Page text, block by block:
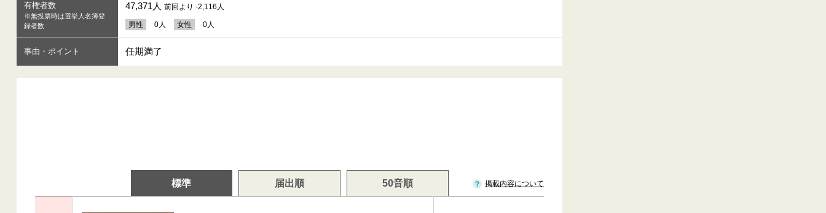
有権者数
※無投票時は選挙人名簿登
録者数
47,371人 前回より -2,116人
男性 0人 女性 0人
事由・ポイント 任期満了
標準 届出順 50音順 掲載内容について